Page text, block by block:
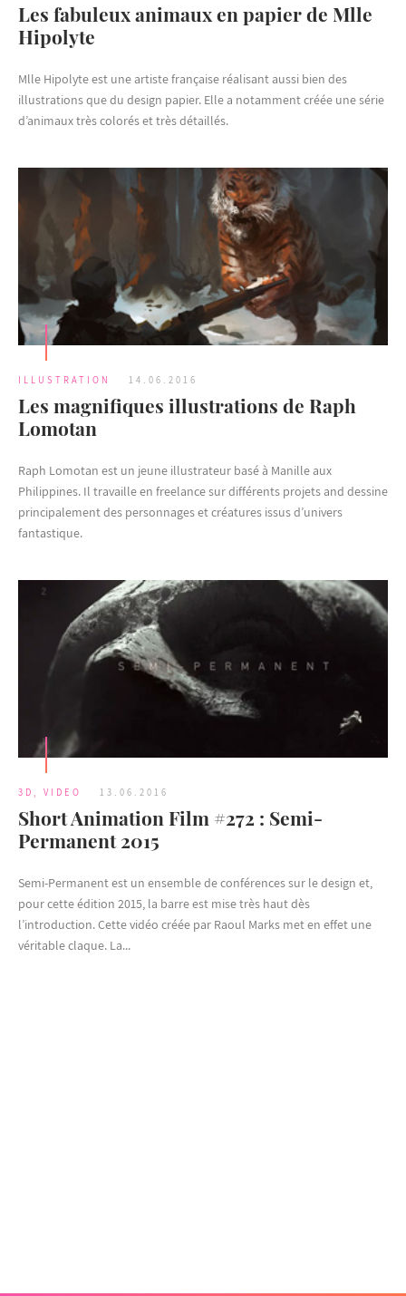
Les fabuleux animaux en papier de Mlle
Hipolyte
Mlle Hipolyte est une artiste française réalisant aussi bien des
illustrations que du design papier. Elle a notamment créée une série
d’animaux très colorés et très détaillés.
ILLUSTRATION 14.06.2016
Les magnifiques illustrations de Raph
Lomotan
Raph Lomotan est un jeune illustrateur basé à Manille aux
Philippines. Il travaille en freelance sur différents projets and dessine
principalement des personnages et créatures issus d’univers
fantastique.
3D VIDEO 13.06.2016
Short Animation Film #272 : Semi-
Permanent 2015
Semi-Permanent est un ensemble de conférences sur le design et,
pour cette édition 2015, la barre est mise très haut dès
l’introduction. Cette vidéo créée par Raoul Marks met en effet une
véritable claque. La...